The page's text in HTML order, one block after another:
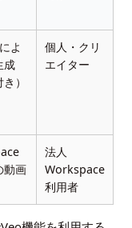
よ
成
）
個人・クリ
エイター
動画
法人
Workspace
利用者